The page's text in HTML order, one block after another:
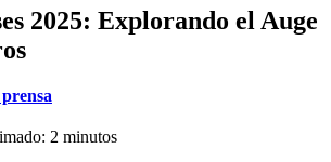
2025: Explorando el Auge
2 minutos